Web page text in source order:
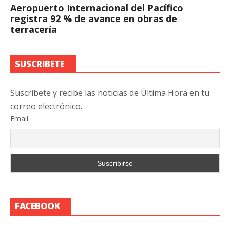
Aeropuerto Internacional del Pacífico
registra 92 % de avance en obras de
terracería
SUSCRIBETE
Suscribete y recibe las noticias de Última Hora en tu
correo electrónico.
Email
FACEBOOK